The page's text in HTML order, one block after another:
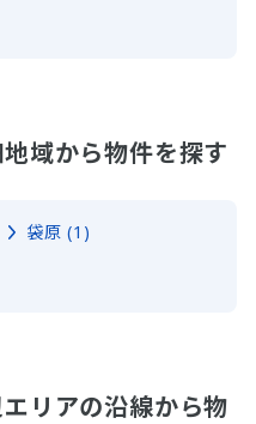
域から物件を探す
袋原 (1)
リアの沿線から物